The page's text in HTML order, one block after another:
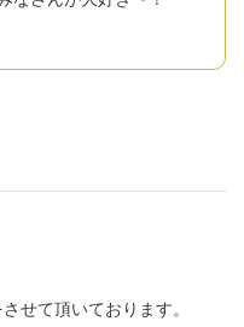
せて頂いております。